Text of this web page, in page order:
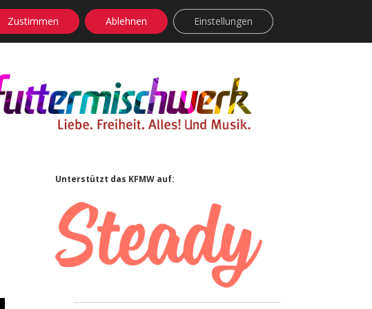
facebook
instagram
rss soundcloud
vimeoBluesky
Sidebar
Unterstützt das KFMW auf:
Zustimmen Ablehnen Einstellungen